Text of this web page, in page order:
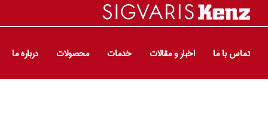
درباره ما محصولات خدمات اخبار و مقالات تماس با ما